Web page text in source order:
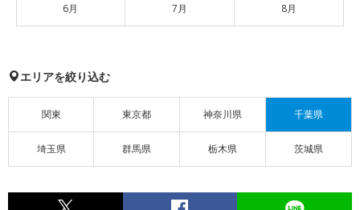
6月 7月 8月
エリアを絞り込む
関東 東京都 神奈川県 千葉県
埼玉県 群馬県 栃木県 茨城県